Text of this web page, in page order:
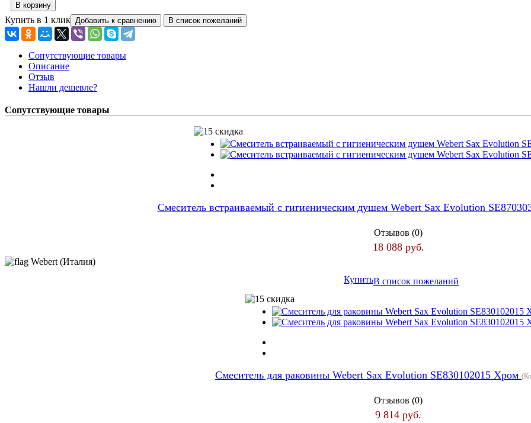
Купить в 1 клик
Сопутствующие товары
Описание
Отзыв
Нашли дешевле?
Сопутствующие товары
Смеситель встраиваемый с гигиеническим душем Webert Sax Evolution
Отзывов (0)
18 088 руб.
Webert (Италия)
КупитьВ список пожеланий
Cмеситель для раковины Webert Sax Evolution SE830102015 Хром
Отзывов (0)
9 814 руб.